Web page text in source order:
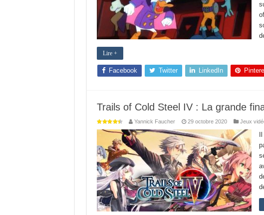
Lire +
Facebook Twitter LinkedIn
Trails of Cold Steel IV : La grande
Yannick Faucher 29 octobre 2020 Jeux